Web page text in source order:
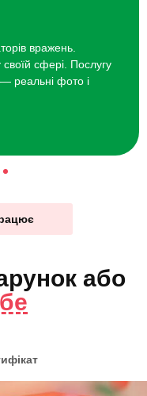
вражень.
сфері. Послугу
— реальні фото і
або